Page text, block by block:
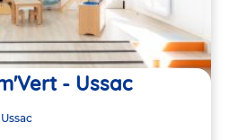
- Ussac
Ussac